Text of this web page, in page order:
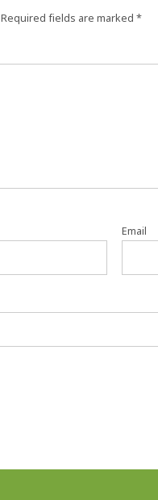
Required fields are marked *
Email